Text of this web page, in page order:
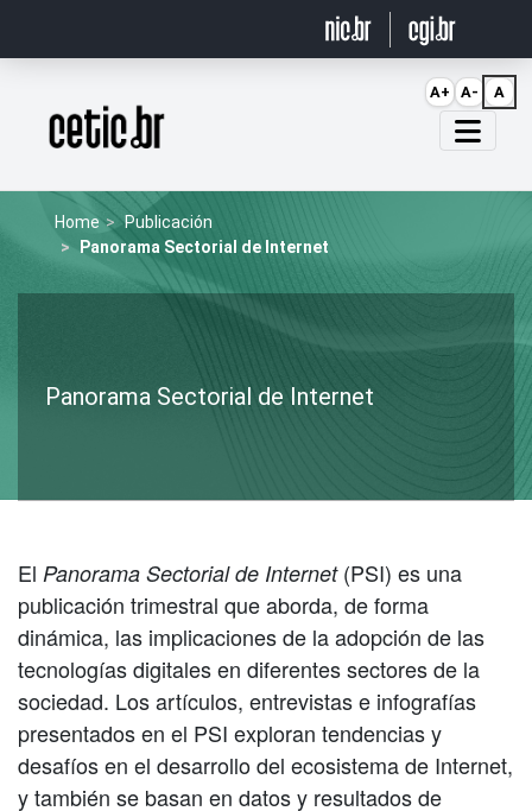
Página inicial
Home
Publicación
Panorama Sectorial de Internet
Panorama Sectorial de Internet
El Panorama Sectorial de Internet(PSI) es una
publicación trimestral que aborda, de forma
dinámica, las implicaciones de la adopción de las
tecnologías digitales en diferentes sectores de la
sociedad. Los artículos, entrevistas e infografías
presentados en el PSI exploran tendencias y
desafíos en el desarrollo del ecosistema de Internet,
y también se basan en datos y resultados de
A+ A- A